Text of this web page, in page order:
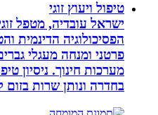
טיפול ויעוץ זוגי
ישראל עובדיה, מטפל זוגי
הפסיכולוגיה הדינמית
פרטני ומנחה מעגלי גברים.
בחדרה ונותן שרות בזום לכל